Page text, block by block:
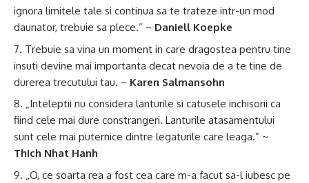
ignora limitele tale si continua sa te trateze intr-un mod
daunator, trebuie sa plece.” ~ Daniell Koepke
Trebuie sa vina un moment in care dragostea pentru tine
insuti devine mai importanta decat nevoia de a te tine de
durerea trecutului tau. ~ Karen Salmansohn
„Inteleptii nu considera lanturile si catusele inchisorii ca
fiind cele mai dure constrangeri. Lanturile atasamentului
sunt cele mai puternice dintre legaturile care leaga.” ~
Thich Nhat Hanh
„O, ce soarta rea a fost cea care m-a facut sa-l iubesc pe